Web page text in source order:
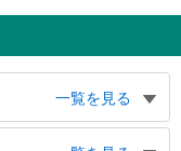
一覧を見る